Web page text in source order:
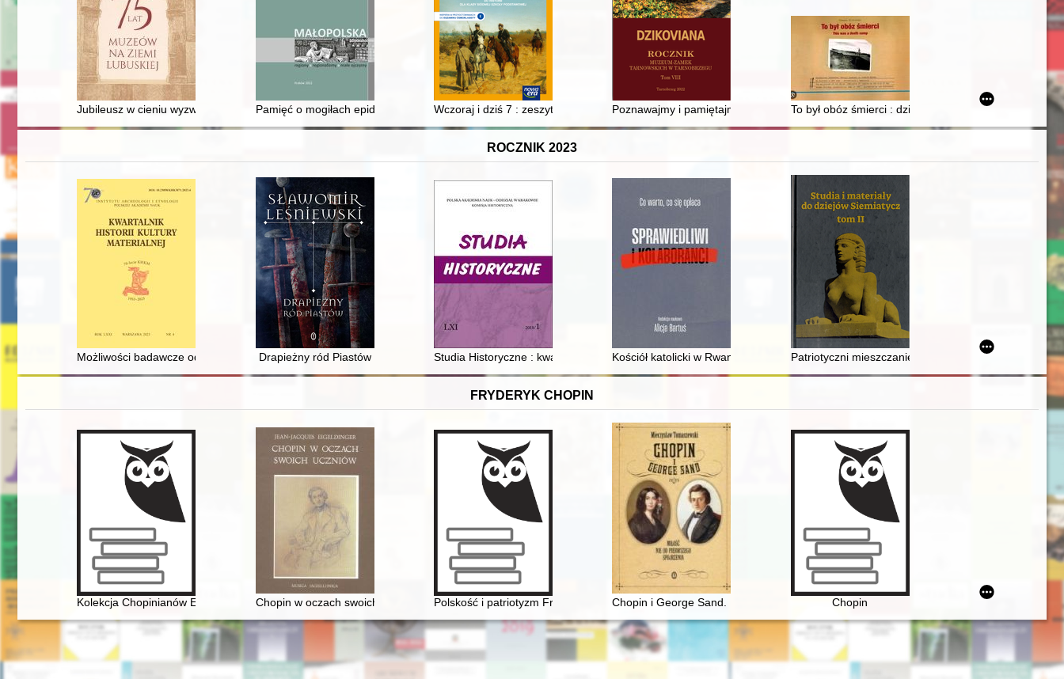
Jubileusz w cieniu wyzwań : Muzeum Archeologiczne Środkowego Nadodrza w pierwszych dekadach XXI
Pamięć o mogiłach epidemicznych : przykład parafii ZgórskoWczoraj i dziś 7 : zeszyt ćwiczeń do historii dla klasy siódmej szkoły podstawowej
Poznawajmy i pamiętajmy : historia rodzinyTo był obóz śmierci : działalność sowieckiej komisji
ROCZNIK 2023
Możliwości badawcze odtworzenia sieci karczem zajezdnych w okresie staropolskim : studium przypadku na przykładzie powiatu lubelskiego w drugiej połowie XVIII wieku = Possible methods
Drapieżny ród Piastów Studia Historyczne : kwartalnik. R. 61, z. 1 (2018)Kościół katolicki w Rwandzie i jego postawa podczas ludobójstwa
Patriotyczni mieszczanie siemiatyccy w XX w. : Józef i
FRYDERYK CHOPIN
Kolekcja Chopinianów Edourda Ganche'a w Krakowie
Chopin w oczach swoich uczniów Polskość i patriotyzm Fryderyka ChopinaChopin i George Sand. Miłość nie od pierwszego spojrzenia
Chopin